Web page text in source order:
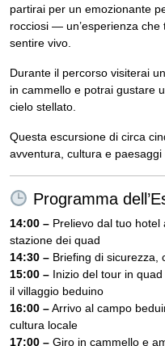
partirai per un emozionante
rocciosi — un’esperienza
sentire vivo.
Durante il percorso visiterai
in cammello e potrai gustare
cielo stellato.
Questa escursione di circa
avventura, cultura e paesaggi
Programma
14:00 – Prelievo dal tuo hotel
stazione dei quad
14:30 – Briefing di sicurezza,
15:00 – Inizio del tour in
il villaggio beduino
16:00 –Arrivo al campo
cultura locale
17:00 – Giro in cammello e